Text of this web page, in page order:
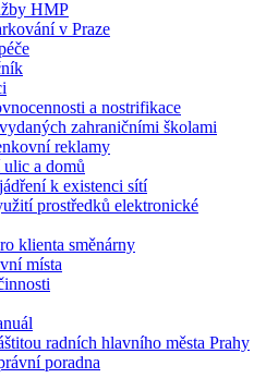
HMP
v Praze
a nostrifikace
zahraničními školami
reklamy
a domů
k existenci sítí
prostředků elektronické
klienta směnárny
místa
radních hlavního města Prahy
poradna